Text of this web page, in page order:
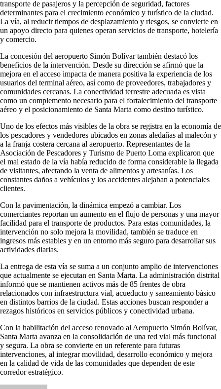
transporte de pasajeros y la percepción de seguridad, factores
determinantes para el crecimiento económico y turístico de la ciudad.
La vía, al reducir tiempos de desplazamiento y riesgos, se convierte en
un apoyo directo para quienes operan servicios de transporte, hotelería
y comercio.
La concesión del aeropuerto Simón Bolívar también destacó los
beneficios de la intervención. Desde su dirección se afirmó que la
mejora en el acceso impacta de manera positiva la experiencia de los
usuarios del terminal aéreo, así como de proveedores, trabajadores y
comunidades cercanas. La conectividad terrestre adecuada es vista
como un complemento necesario para el fortalecimiento del transporte
aéreo y el posicionamiento de Santa Marta como destino turístico.
Uno de los efectos más visibles de la obra se registra en la economía de
los pescadores y vendedores ubicados en zonas aledañas al malecón y
a la franja costera cercana al aeropuerto. Representantes de la
Asociación de Pescadores y Turismo de Puerto Loma explicaron que
el mal estado de la vía había reducido de forma considerable la llegada
de visitantes, afectando la venta de alimentos y artesanías. Los
constantes daños a vehículos y los accidentes alejaban a potenciales
clientes.
Con la pavimentación, la dinámica empezó a cambiar. Los
comerciantes reportan un aumento en el flujo de personas y una mayor
facilidad para el transporte de productos. Para estas comunidades, la
intervención no solo mejora la movilidad, también se traduce en
ingresos más estables y en un entorno más seguro para desarrollar sus
actividades diarias.
La entrega de esta vía se suma a un conjunto amplio de intervenciones
que actualmente se ejecutan en Santa Marta. La administración distrital
informó que se mantienen activos más de 85 frentes de obra
relacionados con infraestructura vial, acueducto y saneamiento básico
en distintos barrios de la ciudad. Estas acciones buscan responder a
rezagos históricos en servicios públicos y conectividad urbana.
Con la habilitación del acceso renovado al Aeropuerto Simón Bolívar,
Santa Marta avanza en la consolidación de una red vial más funcional
y segura. La obra se convierte en un referente para futuras
intervenciones, al integrar movilidad, desarrollo económico y mejora
en la calidad de vida de las comunidades que dependen de este
corredor estratégico.